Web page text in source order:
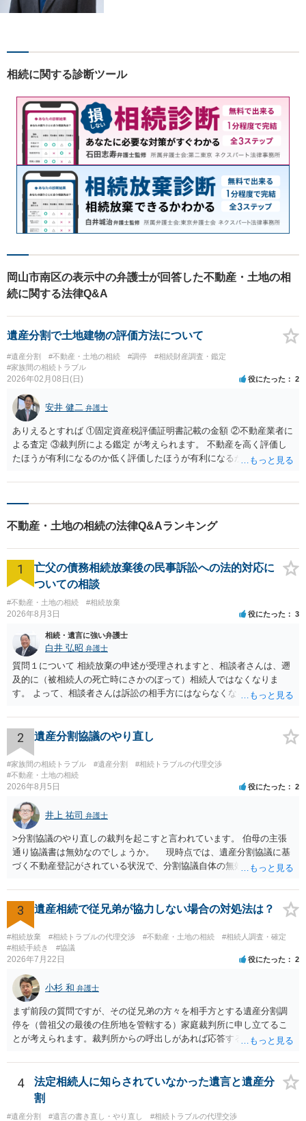
い！
相続に関する診断ツール
岡山市南区の表示中の弁護士が回答した不動産・土地の相
続に関する法律Q&A
遺産分割で土地建物の評価方法について
#遺産分割 #不動産・土地の相続 #調停
#相続財産調査・鑑定
#家族間の相続トラブル
2026年02月08日(日) 役にたった 2
安井 健二 弁護士
ありえるとすれば ①固定資産税評価証明書記載の金額 ②不動産業者に
よる査定 ③裁判所による鑑定 が考えられます。 不動産を高く評価し
たほうが有利になるのか低く評価したほうが有利になるかは、立場に
査定してもらうことのほうが多いと思います。
不動産・土地の相続の法律Q&Aランキング
1
亡父の債務相続放棄後の民事訴訟への法的対応に
ついての相談
#不動産・土地の相続 #相続放棄
2026年8月3日 役にたった 3
相続・遺言に強い弁護士
白井 弘昭 弁護士
質問１について 相続放棄の申述が受理されますと、相談者さんは、遡
及的に（被相続人の死亡時にさかのぼって）相続人ではなくなりま
す。 よって、相談者さんは訴訟の相手方にはならなくなるので（明け
理証明を家庭裁判所で取得し、コピーを答弁書に添えて裁判所に提出
してください。 質問２について 請求棄却を求める答弁書を提出すれ
ば、第１回期日は出席する必要がありません。その日は差支え（用事
があり出席できない）との記載で十分です。 質問３について 弁護士で
はないので、ｍｉｎｔｓでの提出の必要は無いと思います。郵送（期
限までに届けばよい）で十分です。 詳細は、書面記載の裁判所書記官
にお問い合わせください。 以上、ご参考まで。
2 遺産分割協議のやり直し
#家族間の相続トラブル #遺産分割
#相続トラブルの代理交渉
#不動産・土地の相続
2026年8月5日 役にたった 2
井上 祐司 弁護士
>分割協議のやり直しの裁判を起こすと言われています。 伯母の主張
通り協議書は無効なのでしょうか。 現時点では、遺産分割協議に基
づく不動産登記がされている状況で、分割協議自体の無効を裁判所が
方の訴訟の主張及び立証次第ですが、 ・御祖母様の認知能力に関する
医師の意見書、筆跡鑑定 が提出されればその効力が否定される可能性
はありますが、 ・伯母様自身が分割協議に加わっていること ・御祖母
様の意に反する遺産分割協議を行う実益が誰にあったかの立証が困難
であること からすると、実際に遺産分割協議の効力が否定される可能
性はそれほど高くない（立証のハードルは非常に高い）ということが
言えると思います。
3 遺産相続で従兄弟が協力しない場合の対処法は？
#相続放棄 #相続トラブルの代理交渉 #不動産・土地の相続
#相続人調査・確定
#相続手続き
#協議
2026年7月22日 役にたった 2
小杉 和 弁護士
まず前段の質問ですが、その従兄弟の方々を相手方とする遺産分割調
停を（曾祖父の最後の住所地を管轄する）家庭裁判所に申し立てるこ
とが考えられます。裁判所からの呼出しがあれば応答する可能性がま
能と思われます。時間が思った以上にないので必要書類をてきぱきと
揃える必要があります。その点是非御注意ください。
4
法定相続人に知らされていなかった遺言と遺産分
割
#遺産分割 #遺言の書き直し・やり直し
#相続トラブルの代理交渉